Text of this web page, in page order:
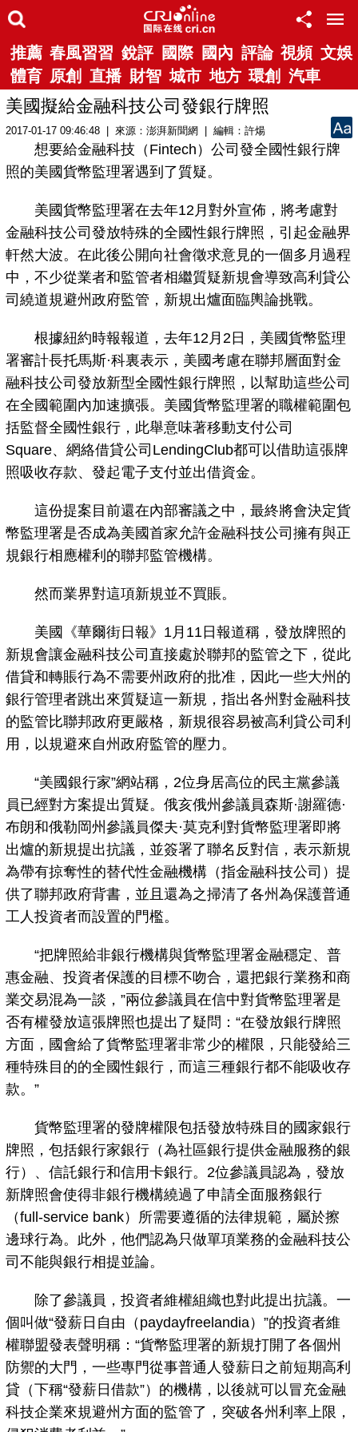
推薦 春風習習 銳評 國際 國內 評論 視頻 文娛
體育 原創 直播 財智 城市 地方 環創 汽車
美國擬給金融科技公司發銀行牌照
2017-01-17 09:46:48 | 來源：澎湃新聞網 | 編輯：許煬
想要給金融科技（Fintech）公司發全國性銀行牌
照的美國貨幣監理署遇到了質疑。
美國貨幣監理署在去年12月對外宣佈，將考慮對
金融科技公司發放特殊的全國性銀行牌照，引起金融界
軒然大波。在此後公開向社會徵求意見的一個多月過程
中，不少從業者和監管者相繼質疑新規會導致高利貸公
司繞道規避州政府監管，新規出爐面臨輿論挑戰。
根據紐約時報報道，去年12月2日，美國貨幣監理
署審計長托馬斯·科裏表示，美國考慮在聯邦層面對金
融科技公司發放新型全國性銀行牌照，以幫助這些公司
在全國範圍內加速擴張。美國貨幣監理署的職權範圍包
括監督全國性銀行，此舉意味著移動支付公司
Square、網絡借貸公司LendingClub都可以借助這張牌
照吸收存款、發起電子支付並出借資金。
這份提案目前還在內部審議之中，最終將會決定貨
幣監理署是否成為美國首家允許金融科技公司擁有與正
規銀行相應權利的聯邦監管機構。
然而業界對這項新規並不買賬。
美國《華爾街日報》1月11日報道稱，發放牌照的
新規會讓金融科技公司直接處於聯邦的監管之下，從此
借貸和轉賬行為不需要州政府的批准，因此一些大州的
銀行管理者跳出來質疑這一新規，指出各州對金融科技
的監管比聯邦政府更嚴格，新規很容易被高利貸公司利
用，以規避來自州政府監管的壓力。
“美國銀行家”網站稱，2位身居高位的民主黨參議
員已經對方案提出質疑。俄亥俄州參議員森斯·謝羅德·
布朗和俄勒岡州參議員傑夫·莫克利對貨幣監理署即將
出爐的新規提出抗議，並簽署了聯名反對信，表示新規
為帶有掠奪性的替代性金融機構（指金融科技公司）提
供了聯邦政府背書，並且還為之掃清了各州為保護普通
工人投資者而設置的門檻。
“把牌照給非銀行機構與貨幣監理署金融穩定、普
惠金融、投資者保護的目標不吻合，還把銀行業務和商
業交易混為一談，”兩位參議員在信中對貨幣監理署是
否有權發放這張牌照也提出了疑問：“在發放銀行牌照
方面，國會給了貨幣監理署非常少的權限，只能發給三
種特殊目的的全國性銀行，而這三種銀行都不能吸收存
款。”
貨幣監理署的發牌權限包括發放特殊目的國家銀行
牌照，包括銀行家銀行（為社區銀行提供金融服務的銀
行）、信託銀行和信用卡銀行。2位參議員認為，發放
新牌照會使得非銀行機構繞過了申請全面服務銀行
（full-service bank）所需要遵循的法律規範，屬於擦
邊球行為。此外，他們認為只做單項業務的金融科技公
司不能與銀行相提並論。
除了參議員，投資者維權組織也對此提出抗議。一
個叫做“發薪日自由（paydayfreelandia）”的投資者維
權聯盟發表聲明稱：“貨幣監理署的新規打開了各個州
防禦的大門，一些專門從事普通人發薪日之前短期高利
貸（下稱“發薪日借款”）的機構，以後就可以冒充金融
科技企業來規避州方面的監管了，突破各州利率上限，